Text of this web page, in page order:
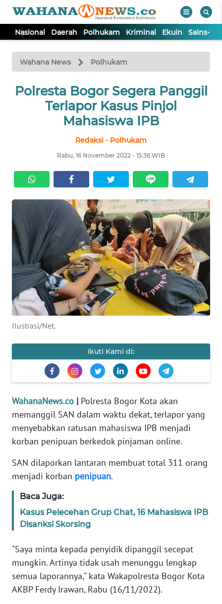
Nasional Daerah Polhukam Kriminal Ekuin Sains-
Wahana News Polhukam
Polresta Bogor Segera Panggil
Terlapor Kasus Pinjol
Mahasiswa IPB
Redaksi - Polhukam
Rabu, 16 November 2022 - 15:36 WIB
Ilustrasi/Net.
Ikuti Kami di:
WahanaNews.co | Polresta Bogor Kota akan
memanggil SAN dalam waktu dekat, terlapor yang
menyebabkan ratusan mahasiswa IPB menjadi
korban penipuan berkedok pinjaman online.
SAN dilaporkan lantaran membuat total 311 orang
menjadi korban penipuan.
Baca Juga:
Kasus Pelecehan Grup Chat, 16 Mahasiswa IPB
Disanksi Skorsing
"Saya minta kepada penyidik dipanggil secepat
mungkin. Artinya tidak usah menunggu lengkap
semua laporannya," kata Wakapolresta Bogor Kota
AKBP Ferdy Irawan, Rabu (16/11/2022).
TV
Tutup
NASIONAL
KRIMINAL
EKUIN
SAINS-TEKNO
KESEHATAN
INTERNASIONAL
SERBA-SERBI
OLAHRAGA
OPINI
EDITORIAL
INDEKS
BERITA
KONTAK
KAMI
INFO
IKLAN
TENTANG
KAMI